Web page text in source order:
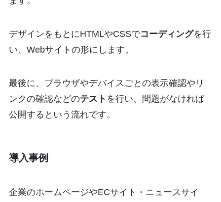
デザインをもとにHTMLやCSSでコーディングを行
い、Webサイトの形にします。
最後に、ブラウザやデバイスごとの表示確認やリ
ンクの確認などのテスト を行い、問題がなければ
公開するという流れです。
導入事例
企業のホームページやECサイト・ニュースサイ